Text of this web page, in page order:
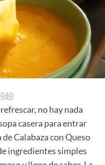
no hay nada
casera para entrar
Calabaza con Queso
ingredientes simples